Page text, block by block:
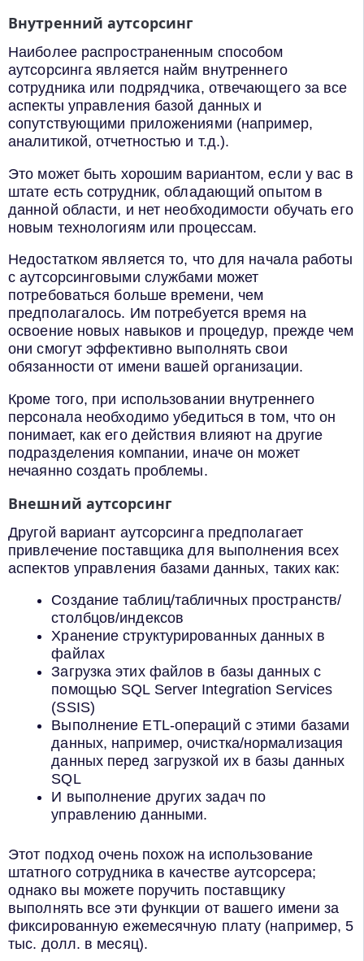
Внутренний аутсорсинг
Наиболее распространенным способом
аутсорсинга является найм внутреннего
сотрудника или подрядчика, отвечающего за все
аспекты управления базой данных и
сопутствующими приложениями (например,
аналитикой, отчетностью и т.д.).
Это может быть хорошим вариантом, если у вас в
штате есть сотрудник, обладающий опытом в
данной области, и нет необходимости обучать его
новым технологиям или процессам.
Недостатком является то, что для начала работы
с аутсорсинговыми службами может
потребоваться больше времени, чем
предполагалось. Им потребуется время на
освоение новых навыков и процедур, прежде чем
они смогут эффективно выполнять свои
обязанности от имени вашей организации.
Кроме того, при использовании внутреннего
персонала необходимо убедиться в том, что он
понимает, как его действия влияют на другие
подразделения компании, иначе он может
нечаянно создать проблемы.
Внешний аутсорсинг
Другой вариант аутсорсинга предполагает
привлечение поставщика для выполнения всех
аспектов управления базами данных, таких как:
Создание таблиц/табличных пространств/
столбцов/индексов
Хранение структурированных данных в
файлах
Загрузка этих файлов в базы данных с
помощью SQL Server Integration Services
(SSIS)
Выполнение ETL-операций с этими базами
данных, например, очистка/нормализация
данных перед загрузкой их в базы данных
SQL
И выполнение других задач по
управлению данными.
Этот подход очень похож на использование
штатного сотрудника в качестве аутсорсера;
однако вы можете поручить поставщику
выполнять все эти функции от вашего имени за
фиксированную ежемесячную плату (например, 5
тыс. долл. в месяц).